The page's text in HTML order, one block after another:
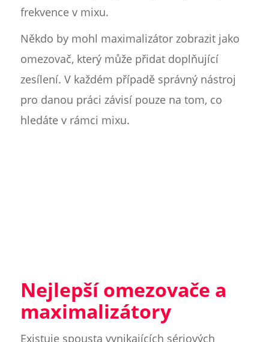
frekvence v mixu.
Někdo by mohl maximalizátor zobrazit jako
omezovač, který může přidat doplňující
zesílení. V každém případě správný nástroj
pro danou práci závisí pouze na tom, co
hledáte v rámci mixu.
Nejlepší omezovače a
maximalizátory
Existuje spousta vynikajících sériových